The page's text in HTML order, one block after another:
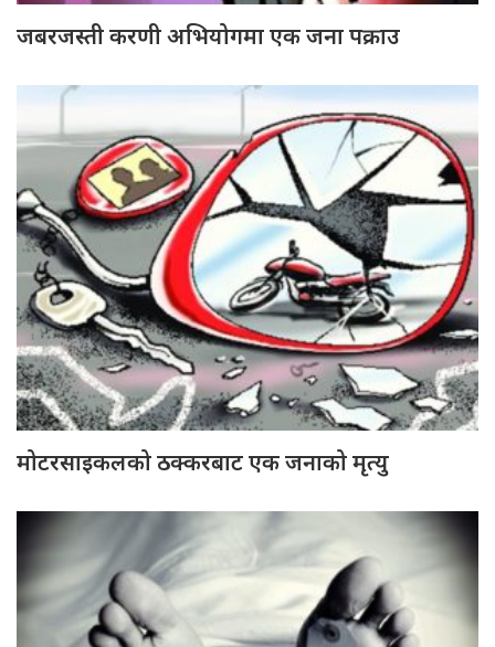
जबरजस्ती करणी अभियोगमा एक जना पक्राउ
मोटरसाइकलको ठक्करबाट एक जनाको मृत्यु